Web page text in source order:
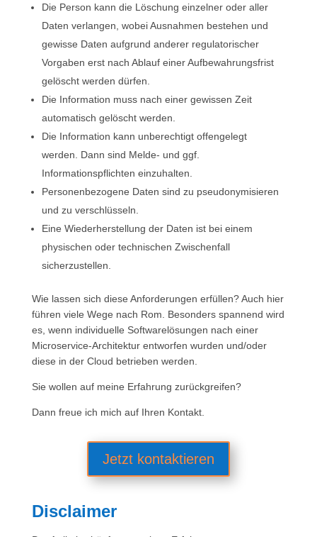
Die Person kann die Löschung einzelner oder aller
Daten verlangen, wobei Ausnahmen bestehen und
gewisse Daten aufgrund anderer regulatorischer
Vorgaben erst nach Ablauf einer Aufbewahrungsfrist
gelöscht werden dürfen.
Die Information muss nach einer gewissen Zeit
automatisch gelöscht werden.
Die Information kann unberechtigt offengelegt
werden. Dann sind Melde- und ggf.
Informationspflichten einzuhalten.
Personenbezogene Daten sind zu pseudonymisieren
und zu verschlüsseln.
Eine Wiederherstellung der Daten ist bei einem
physischen oder technischen Zwischenfall
sicherzustellen.
Wie lassen sich diese Anforderungen erfüllen? Auch hier
führen viele Wege nach Rom. Besonders spannend wird
es, wenn individuelle Softwarelösungen nach einer
Microservice-Architektur entworfen wurden und/oder
diese in der Cloud betrieben werden.
Sie wollen auf meine Erfahrung zurückgreifen?
Dann freue ich mich auf Ihren Kontakt.
Jetzt kontaktieren
Disclaimer